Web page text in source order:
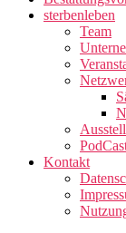
sterbenleben
Team
Kontakt